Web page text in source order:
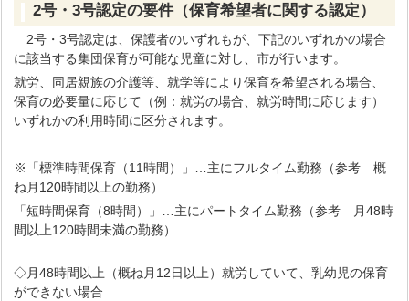
2号・3号認定の要件（保育希望者に関する認定）
2号・3号認定は、保護者のいずれもが、下記のいずれかの場合
に該当する集団保育が可能な児童に対し、市が行います。
就労、同居親族の介護等、就学等により保育を希望される場合、
保育の必要量に応じて（例：就労の場合、就労時間に応じます）
いずれかの利用時間に区分されます。
※「標準時間保育（11時間）」…主にフルタイム勤務（参考 概
ね月120時間以上の勤務）
「短時間保育（8時間）」…主にパートタイム勤務（参考 月48時
間以上120時間未満の勤務）
◇月48時間以上（概ね月12日以上）就労していて、乳幼児の保育
ができない場合